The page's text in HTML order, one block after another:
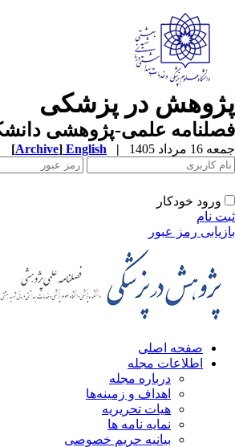
در پزشکی
علمی-پژوهشی
مرداد 1405 |
English
[Archive]
ورود خودکار
نام
رمز عبور
صفحه اصلی
اطلاعات مجله
درباره مجله
اهداف و زمینه‌ها
هیات تحریریه
نمایه نامه ها
بیانیه حریم خصوصی